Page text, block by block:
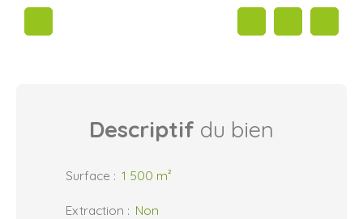
Descriptif du bien
Surface : 1 500 m²
Extraction : Non